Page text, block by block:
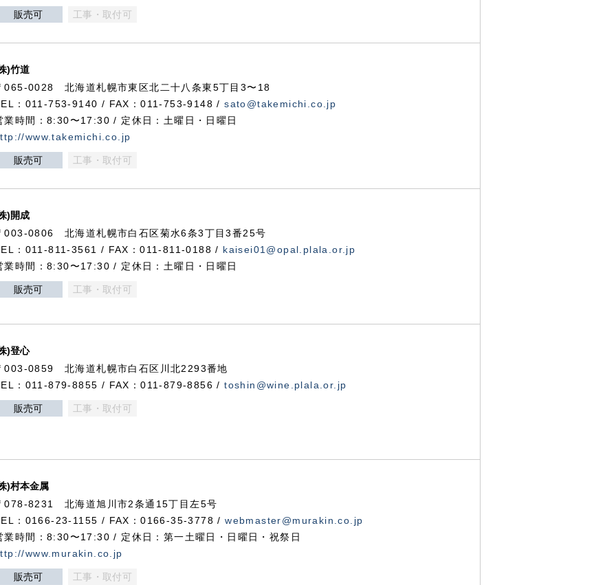
販売可 工事・取付可
)竹道
065-0028 北海道札幌市東区北二十八条東5丁目3〜18
：011-753-9140 / FAX：011-753-9148 /sato@takemichi.co.jp
業時間：8:30〜17:30 / 定休日：土曜日・日曜日
www.takemichi.co.jp
販売可 工事・取付可
)開成
003-0806 北海道札幌市白石区菊水6条3丁目3番25号
：011-811-3561 / FAX：011-811-0188 / kaisei01@opal.plala.or.jp
業時間：8:30〜17:30 / 定休日：土曜日・日曜日
販売可 工事・取付可
)登心
003-0859 北海道札幌市白石区川北2293番地
：011-879-8855 / FAX：011-879-8856 /toshin@wine.plala.or.jp
販売可 工事・取付可
)村本金属
078-8231 北海道旭川市2条通15丁目左5号
：0166-23-1155 / FAX：0166-35-3778 /webmaster@murakin.co.jp
業時間：8:30〜17:30 / 定休日：第一土曜日・日曜日・祝祭日
www.murakin.co.jp
販売可 工事・取付可